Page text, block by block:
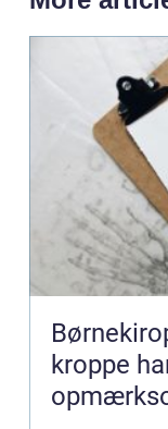
kroppe